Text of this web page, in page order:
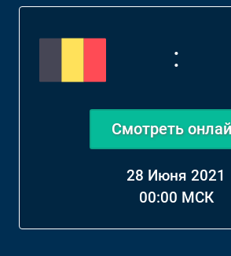
:
Смотреть
28 Июня 2021
00:00 МСК